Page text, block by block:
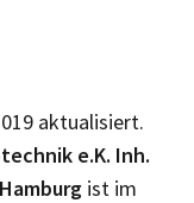
aktualisiert.
e.K. Inh.
Hamburg ist im